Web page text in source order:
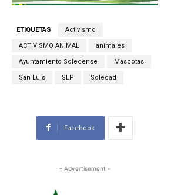
ETIQUETAS Activismo
ACTIVISMO ANIMAL animales
Ayuntamiento Soledense Mascotas
San Luis SLP Soledad
Facebook
- Advertisement -